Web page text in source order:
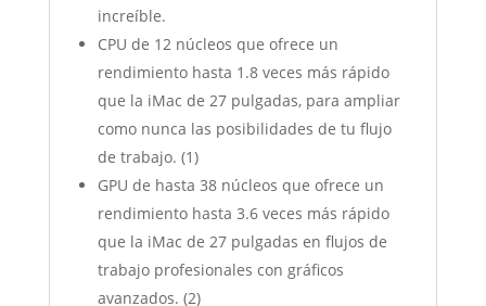
increíble.
CPU de 12 núcleos que ofrece un
rendimiento hasta 1.8 veces más rápido
que la iMac de 27 pulgadas, para ampliar
como nunca las posibilidades de tu flujo
de trabajo. (1)
GPU de hasta 38 núcleos que ofrece un
rendimiento hasta 3.6 veces más rápido
que la iMac de 27 pulgadas en flujos de
trabajo profesionales con gráficos
avanzados. (2)